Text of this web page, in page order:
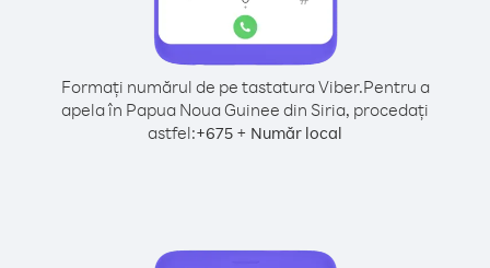
Formați numărul de pe tastatura Viber.Pentru a
apela în Papua Noua Guinee din Siria, procedați
astfel:+675 + Număr local